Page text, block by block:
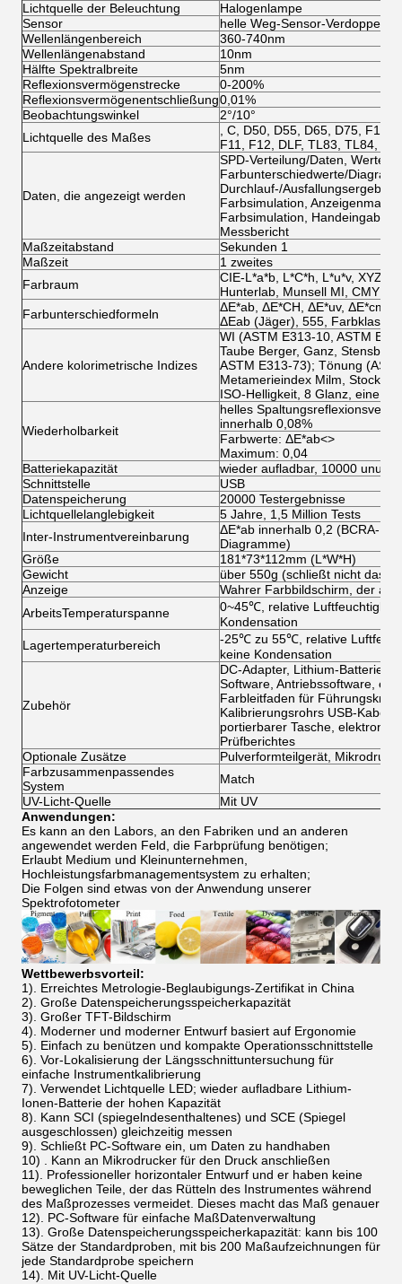
Lichtquelle der Beleuchtung
Halogenlampe
Sensor
helle Weg-Sensor-
Wellenlängenbereich
360-740nm
Wellenlängenabstand
10nm
Hälfte Spektralbreite
5nm
Reflexionsvermögenstrecke
0-200%
Reflexionsvermögenentschließung0,01%
Beobachtungswinkel
2°/10°
Lichtquelle des Maßes
, C, D50, D55, D65, D75, F1,
F11, F12, DLF, TL83, TL84,
Daten, die angezeigt werden
SPD-Verteilung/Daten, Werte
Farbunterschiedwerte/
Durchlauf-/
Farbsimulation,
Farbsimulation,
Messbericht
Maßzeitabstand
Sekunden 1
Maßzeit
1 zweites
Farbraum
CIE-L*a*b, L*C*h, L*u*v, XYZ,
Hunterlab, Munsell MI, CMYK,
Farbunterschiedformeln
ΔE*ab, ΔE*CH, ΔE*uv, ΔE*cmc
ΔEab (Jäger), 555,
Andere kolorimetrische Indizes
WI (ASTM E313-10, ASTM
Taube Berger, Ganz, Stensby);
ASTM E313-73); Tönung
Metamerieindex Milm,
ISO-Helligkeit, 8 Glanz, eine
Wiederholbarkeit
helles
innerhalb 0,08%
Farbwerte: ΔE*ab<>
Maximum: 0,04
Batteriekapazität
wieder aufladbar, 10000
Schnittstelle
USB
Datenspeicherung
20000 Testergebnisse
Lichtquellelanglebigkeit
5 Jahre, 1,5 Million Tests
Inter-Instrumentvereinbarung
ΔE*ab innerhalb 0,2 (BCRA-
Diagramme)
Größe
181*73*112mm (L*W*H)
Gewicht
über 550g (schließt nicht das
Anzeige
Wahrer Farbbildschirm, der
ArbeitsTemperaturspanne
0~45℃, relative
Kondensation
Lagertemperaturbereich
-25℃ zu 55℃, relative
keine Kondensation
Zubehör
DC-Adapter, Lithium-Batterie,
Software, Antriebssoftware,
Farbleitfaden für
Kalibrierungsrohrs USB-
portierbarer Tasche,
Prüfberichtes
Optionale Zusätze
Pulverformteilgerät,
Farbzusammenpassendes
System
Match
UV-Licht-Quelle
Mit UV
Anwendungen:
Es kann an den Labors, an den Fabriken und an anderen
angewendet werden Feld, die Farbprüfung benötigen;
Erlaubt Medium und Kleinunternehmen,
Hochleistungsfarbmanagementsystem zu erhalten;
Die Folgen sind etwas von der Anwendung unserer
Spektrofotometer
Wettbewerbsvorteil:
1). Erreichtes Metrologie-Beglaubigungs-Zertifikat in China
2). Große Datenspeicherungsspeicherkapazität
3). Großer TFT-Bildschirm
4). Moderner und moderner Entwurf basiert auf Ergonomie
5). Einfach zu benützen und kompakte Operationsschnittstelle
6). Vor-Lokalisierung der Längsschnittuntersuchung für
einfache Instrumentkalibrierung
7). Verwendet Lichtquelle LED; wieder aufladbare Lithium-
Ionen-Batterie der hohen Kapazität
8). Kann SCI (spiegelndesenthaltenes) und SCE (Spiegel
ausgeschlossen) gleichzeitig messen
9). Schließt PC-Software ein, um Daten zu handhaben
10) . Kann an Mikrodrucker für den Druck anschließen
11). Professioneller horizontaler Entwurf und er haben keine
beweglichen Teile, der das Rütteln des Instrumentes während
des Maßprozesses vermeidet. Dieses macht das Maß genauer
12). PC-Software für einfache MaßDatenverwaltung
13). Große Datenspeicherungsspeicherkapazität: kann bis 100
Sätze der Standardproben, mit bis 200 Maßaufzeichnungen für
jede Standardprobe speichern
14). Mit UV-Licht-Quelle